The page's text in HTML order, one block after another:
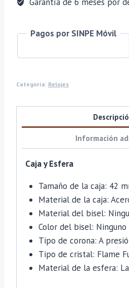
Pagos por SINPE Móvil
Categoría: Relojes
Información
Caja y Esfera
Tamaño de la caja: 42
Material de la caja:
Material del bisel:
Color del bisel: Ninguno
Tipo de corona: A
Tipo de cristal: Flame
Material de la esfera: